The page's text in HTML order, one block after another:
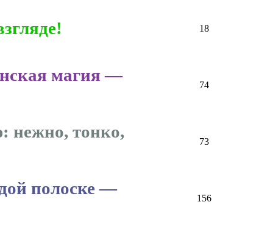
18
магия —
74
нежно, тонко,
73
полоске —
156